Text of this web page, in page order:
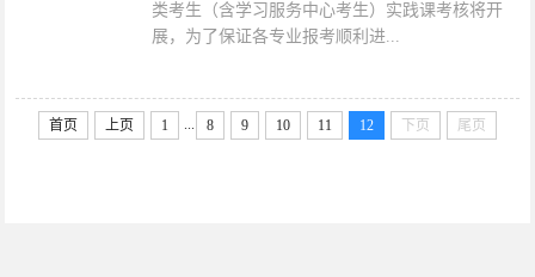
类考生（含学习服务中心考生）实践课考核将开
展，为了保证各专业报考顺利进...
首页 上页 1 ... 8 9 10 11 12 下页 尾页